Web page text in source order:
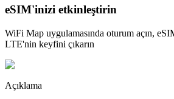
eSIM'inizi etkinleştirin
WiFi Map uygulamasında oturum açın,
LTE'nin keyfini çıkarın
Açıklama